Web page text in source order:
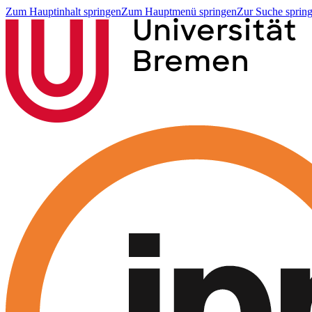
Zum Hauptinhalt springenZum Hauptmenü springenZur Suche